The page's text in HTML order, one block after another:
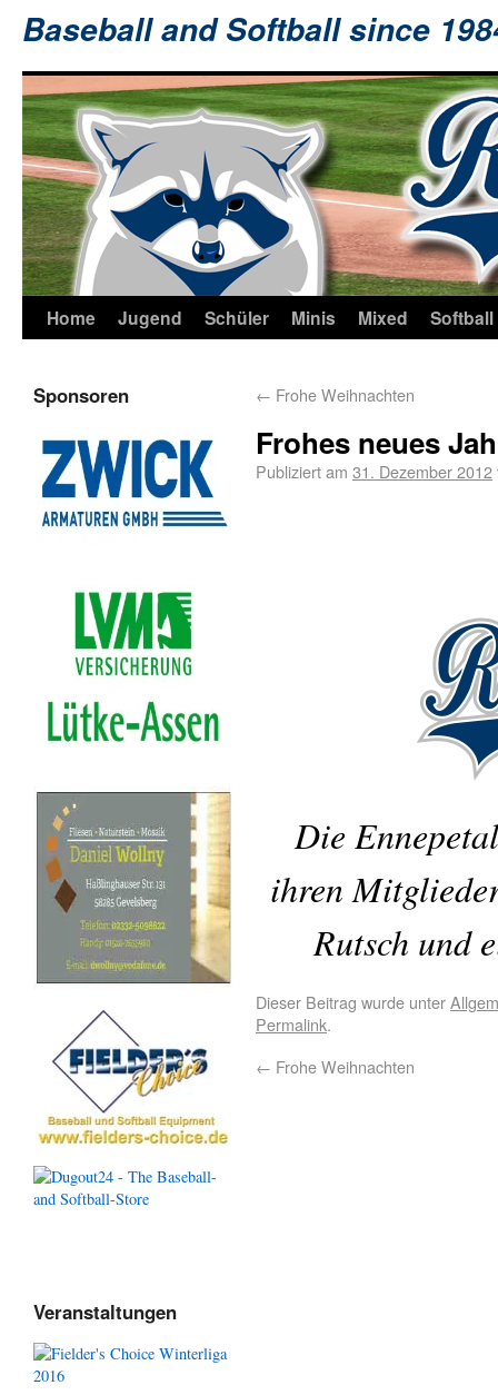
Baseball and Softball since
Home Jugend Schüler Minis Mixed Softball
← Frohe Weihnachten
Frohes neues
Publiziert am 31. Dezember 2012
Die
ihren
Rutsch und
Dieser Beitrag wurde unter
Permalink.
← Frohe Weihnachten
Sponsoren
Veranstaltungen